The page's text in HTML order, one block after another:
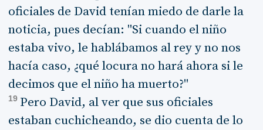
oficiales de David tenían miedo de darle la
noticia, pues decían: "Si cuando el niño
estaba vivo, le hablábamos al rey y no nos
hacía caso, ¿qué locura no hará ahora si le
decimos que el niño ha muerto?"
19 Pero David, al ver que sus oficiales
estaban cuchicheando, se dio cuenta de lo